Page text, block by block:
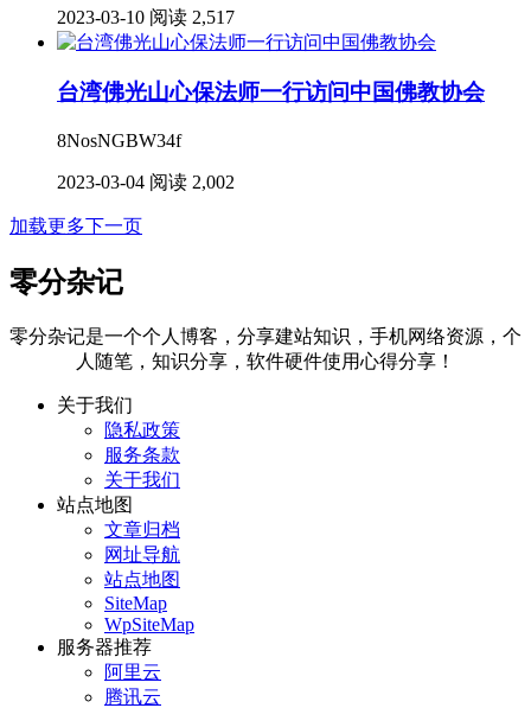
2023-03-10 阅读 2,517
台湾佛光山心保法师一行访问中国佛教协会
8NosNGBW34f
2023-03-04 阅读 2,002
加载更多下一页
零分杂记
零分杂记是一个个人博客，分享建站知识，手机网络资源，个
人随笔，知识分享，软件硬件使用心得分享！
关于我们
隐私政策
服务条款
关于我们
站点地图
文章归档
网址导航
站点地图
SiteMap
WpSiteMap
服务器推荐
阿里云
腾讯云